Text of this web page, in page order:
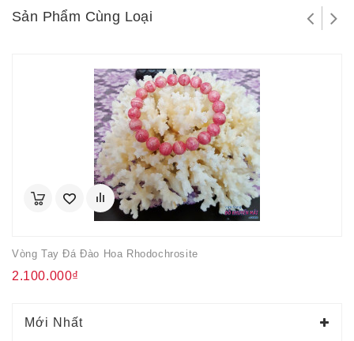
Sản Phẩm Cùng Loại
Vòng Tay Đá Đào Hoa Rhodochrosite
2.100.000₫
Mới Nhất